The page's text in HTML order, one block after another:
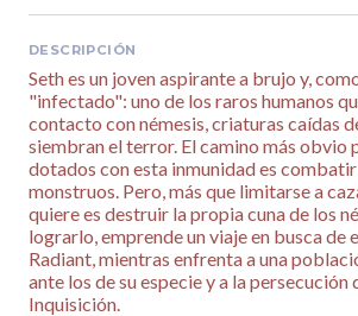
DESCRIPCIÓN
Seth es un joven aspirante a brujo y,
"infectado": uno de los raros humanos
contacto con némesis, criaturas caídas
siembran el terror. El camino más obvio
dotados con esta inmunidad es combatir
monstruos. Pero, más que limitarse a
quiere es destruir la propia cuna de los
lograrlo, emprende un viaje en busca de
Radiant, mientras enfrenta a una
ante los de su especie y a la
Inquisición.